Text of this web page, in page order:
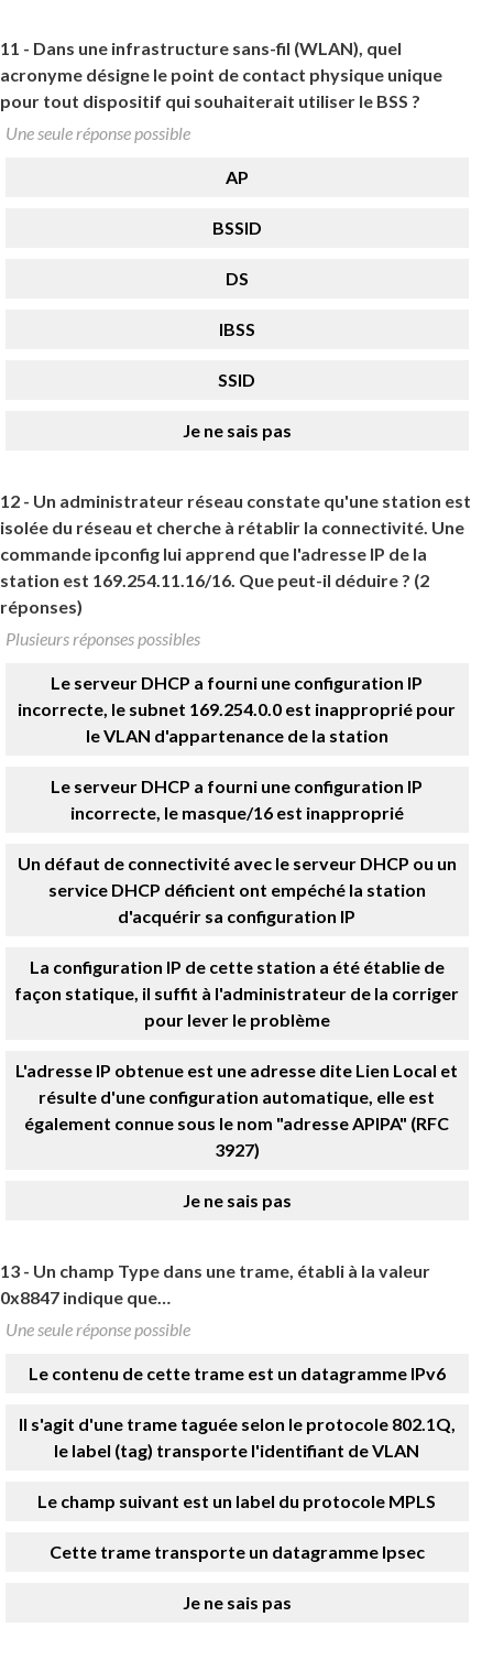
11 - Dans une infrastructure sans-fil (WLAN), quel
acronyme désigne le point de contact physique unique
pour tout dispositif qui souhaiterait utiliser le BSS ?
Une seule réponse possible
AP
BSSID
DS
IBSS
SSID
Je ne sais pas
12 - Un administrateur réseau constate qu'une station est
isolée du réseau et cherche à rétablir la connectivité. Une
commande ipconfig lui apprend que l'adresse IP de la
station est 169.254.11.16/16. Que peut-il déduire ? (2
réponses)
Plusieurs réponses possibles
Le serveur DHCP a fourni une configuration IP
incorrecte, le subnet 169.254.0.0 est inapproprié pour
le VLAN d'appartenance de la station
Le serveur DHCP a fourni une configuration IP
incorrecte, le masque/16 est inapproprié
Un défaut de connectivité avec le serveur DHCP ou un
service DHCP déficient ont empéché la station
d'acquérir sa configuration IP
La configuration IP de cette station a été établie de
façon statique, il suffit à l'administrateur de la corriger
pour lever le problème
L'adresse IP obtenue est une adresse dite Lien Local et
résulte d'une configuration automatique, elle est
également connue sous le nom "adresse APIPA" (RFC
3927)
Je ne sais pas
13 - Un champ Type dans une trame, établi à la valeur
0x8847 indique que…
Une seule réponse possible
Le contenu de cette trame est un datagramme IPv6
Il s'agit d'une trame taguée selon le protocole 802.1Q,
le label (tag) transporte l'identifiant de VLAN
Le champ suivant est un label du protocole MPLS
Cette trame transporte un datagramme Ipsec
Je ne sais pas